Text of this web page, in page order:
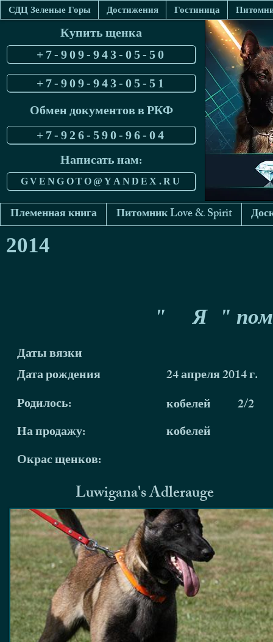
СДЦ Зеленые Горы Достижения Гостиница
Купить щенка
+7-909-943-05-50
+7-909-943-05-51
Обмен документов в РКФ
+7-926-590-96-04
Написать нам:
GVENGOTO@YANDEX.RU
Племенная книга Питомник Love & Spirit
2014
" Я "
Даты вязки
Дата рождения
24 апреля 2014 г.
Родилось:
кобелей
2/2
На продажу:
кобелей
Окрас щенков:
Luwigana's Adlerauge